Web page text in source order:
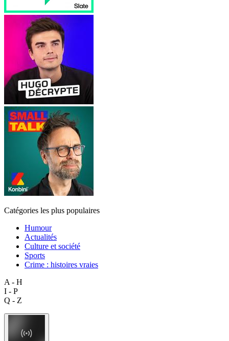
Catégories les plus populaires
Humour
Actualités
Culture et société
Sports
Crime : histoires vraies
A - H
I - P
Q - Z